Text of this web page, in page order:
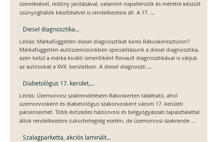
szerelésével, redőny javításával, valamint napellenzők és méretre készült
szúnyoghálók készítésével is rendelkezésre áll. A 17. ...
Diesel diagnosztika...
Leírás: Márkafüggetlen diesel diagnosztikát keres Rákoskeresztúron?
Márkafüggetlen autószervizünkben specialitásunk a diesel diagnosztika,
ezen belül a márka kiváló ismerőiként Renault diagnosztikával is várjuk
az autósokat a XVII. kerületben. A diesel diagnoszti ...
Diabetológus 17. kerület,...
Leírás: Üzemorvosi szakrendelésem Rákoskerten található, ahol
üzemorvosként és diabetológus szakorvosként várom 17. kerületi
pácienseimet. Több évtizedes háziorvosi és belgyógyászati tapasztalattal
állok rendelkezésre cukorbetegség esetén, de üzemorvosi szakrende ...
Szalagparketta, akciós laminált...